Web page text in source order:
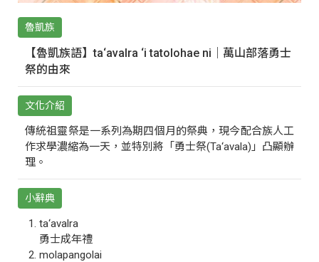
魯凱族
【魯凱族語】ta‘avalra ‘i tatolohae ni｜萬山部落勇士
祭的由來
文化介紹
傳統祖靈祭是一系列為期四個月的祭典，現今配合族人工
作求學濃縮為一天，並特別將「勇士祭(Ta‘avala)」凸顯辦
理。
小辭典
ta‘avalra
勇士成年禮
molapangolai